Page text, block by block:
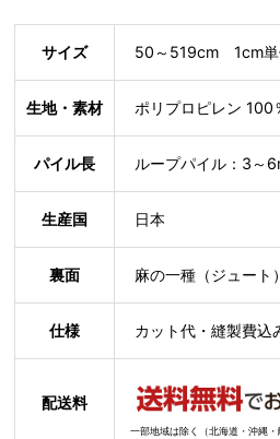
サイズ 50～519cm 1cm単
生地・素材 ポリプロピレン 100
パイル長 ループパイル：3
生産国 日本
裏面 麻の一種（ジュート
仕様 カット代・縫製費込
配送料
一部地域は除く（北海道・沖縄・